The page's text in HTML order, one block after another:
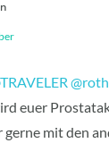
euer
gerne mit den